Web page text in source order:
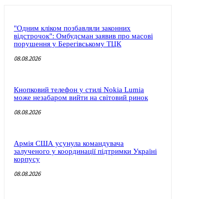
"Одним кліком позбавляли законних
відстрочок": Омбудсман заявив про масові
порушення у Берегівському ТЦК
08.08.2026
Кнопковий телефон у стилі Nokia Lumia
може незабаром вийти на світовий ринок
08.08.2026
Армія США усунула командувача
залученого у координації підтримки Україні
корпусу
08.08.2026